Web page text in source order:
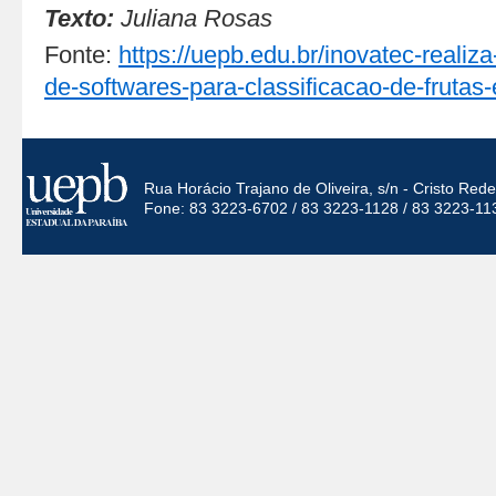
Texto: Juliana Rosas
Fonte: https://uepb.edu.br/inovatec-
de-softwares-para-classificacao-de-
Rua Horácio Trajano de Oliveira, s/n - Cristo
Fone: 83 3223-6702 / 83 3223-1128 / 83 3223-